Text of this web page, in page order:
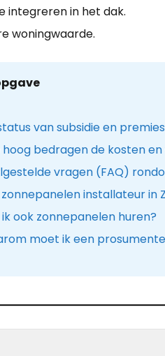
integreren in het dak.
woningwaarde.
van subsidie en
hoog bedragen de kosten
vragen (FAQ)
zonnepanelen installateur in
ik ook zonnepanelen huren?
moet ik een